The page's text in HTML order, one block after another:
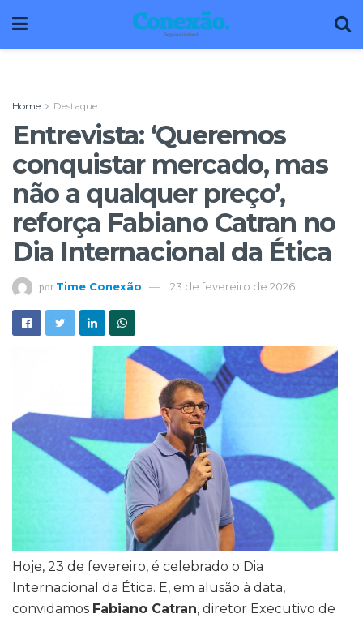
Home Destaque
Entrevista: ‘Queremos
conquistar mercado, mas
não a qualquer preço’,
reforça Fabiano Catran no
Dia Internacional da Ética
por Time Conexão 23 de fevereiro de 2026
Hoje, 23 de fevereiro, é celebrado o Dia
Internacional da Ética. E, em alusão à data,
convidamos Fabiano Catran, diretor Executivo de